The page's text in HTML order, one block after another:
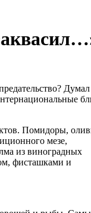
Помидоры,
мезе,
из виноградных
фисташками и